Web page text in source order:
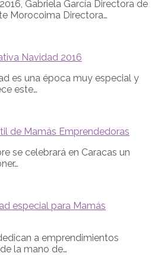
Gabriela García Directora de
Morocoima Directora…
Navidad 2016
es una época muy especial y
este…
de Mamás Emprendedoras
se celebrará en Caracas un
especial para Mamás
a emprendimientos
la mano de…